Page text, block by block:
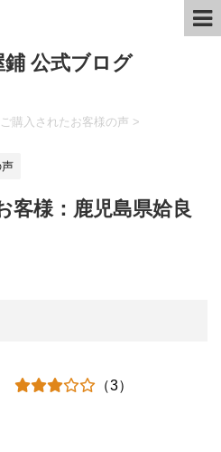
公式ブログ
購入されたお客様の声 >
客様：鹿児島県姶良
（3）